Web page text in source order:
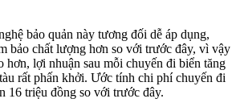
bảo quản này tương đối dễ áp dụng,
bảo chất lượng hơn so với trước đây, vì vậy
hơn, lợi nhuận sau mỗi chuyến đi biển tăng
rất phấn khởi. Ước tính chi phí chuyến đi
16 triệu đồng so với trước đây.